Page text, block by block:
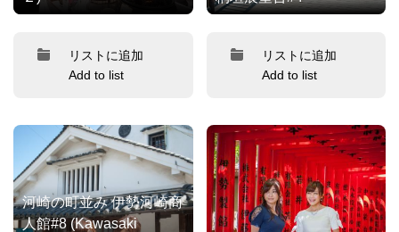
リストに追加
Add to list
リストに追加
Add to list
河崎の町並み 伊勢河崎商
人館#8 (Kawasaki